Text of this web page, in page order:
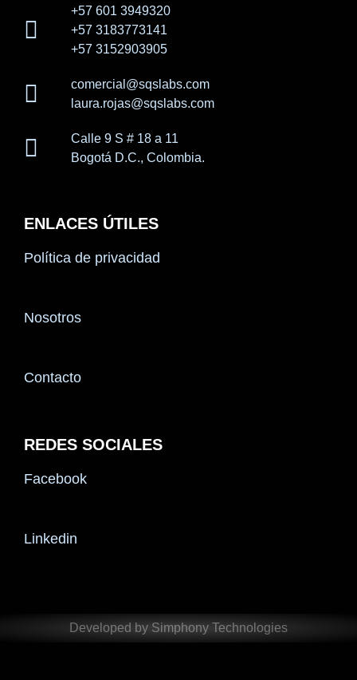
+57 601 3949320
+57 3183773141
+57 3152903905
comercial@sqslabs.com
laura.rojas@sqslabs.com
Calle 9 S # 18 a 11
Bogotá D.C., Colombia.
ENLACES ÚTILES
Política de privacidad
Nosotros
Contacto
REDES SOCIALES
Facebook
Linkedin
Developed by Simphony Technologies